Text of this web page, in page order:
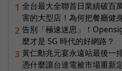
1 全台最大全聯首日業績破百
害的大型店！為何把餐廳健
2 告別「極速迷思」！
麼才是 5G 時代的好網路？
3 黃仁勳兆元宴永遠站最後一
憑什麼讓台達電被市場重新